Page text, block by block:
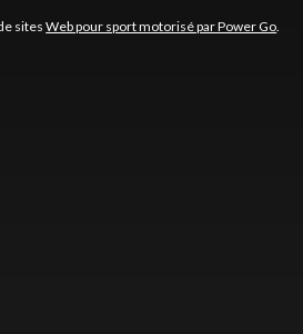
sitesWeb pour sport motorisé par Power Go